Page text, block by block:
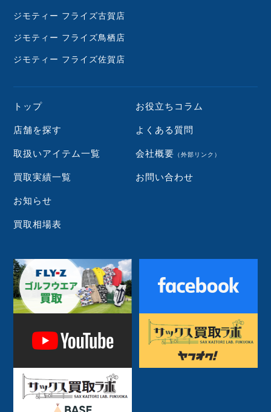
ジモティー フライズ古賀店
ジモティー フライズ鳥栖店
ジモティー フライズ佐賀店
トップ
店舗を探す
取扱いアイテム一覧
買取実績一覧
お知らせ
買取相場表
お役立ちコラム
よくある質問
会社概要 （外部リンク）
お問い合わせ